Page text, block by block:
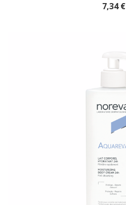
7,34 €